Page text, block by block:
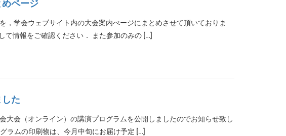
ページ
，学会ウェブサイト内の大会案内ぺージにまとめさせて頂いておりま
て情報をご確認ください． また参加のみの […]
た
大会（オンライン）の講演プログラムを公開しましたのでお知らせ致し
ラムの印刷物は、今月中旬にお届け予定 […]